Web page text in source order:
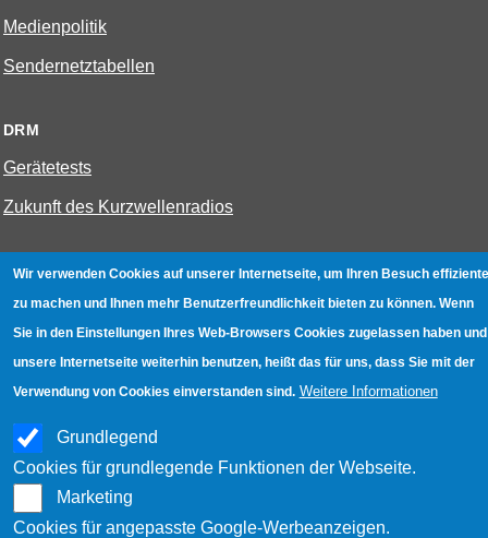
Medienpolitik
Sendernetztabellen
DRM
Gerätetests
Zukunft des Kurzwellenradios
W-LAN
Bestenliste
Gerätetests
Hotspot absichern
WLAN-Testbuch
Wir verwenden Cookies auf unserer Internetseite, um Ihren Besuch
zu machen und Ihnen mehr Benutzerfreundlichkeit bieten zu können. Wenn
Sie in den Einstellungen Ihres Web-Browsers Cookies zugelassen haben und
unsere Internetseite weiterhin benutzen, heißt das für uns, dass Sie mit der
Verwendung von Cookies einverstanden sind. Weitere Informationen
Grundlegend
Cookies für grundlegende Funktionen der Webseite.
Marketing
Cookies für angepasste Google-Werbeanzeigen.